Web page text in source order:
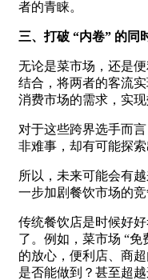
者的青睐。
三、打破 “内卷” 的同
无论是菜市场，还是
结合，将两者的客流
消费市场的需求，实现
对于这些跨界选手而
非难事，却有可能探
所以，未来可能会有
一步加剧餐饮市场的竞
传统餐饮店是时候好
了。例如，菜市场 “
的放心，便利店、商
是否能做到？甚至超